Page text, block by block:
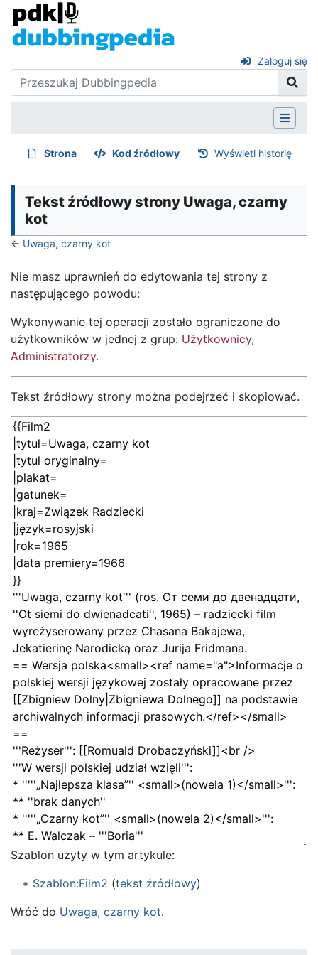
Zaloguj się
Strona Kod źródłowy Wyświetl historię
Tekst źródłowy strony Uwaga, czarny
kot
← Uwaga, czarny kot
Nie masz uprawnień do edytowania tej strony z
następującego powodu:
Wykonywanie tej operacji zostało ograniczone do
użytkowników w jednej z grup: Użytkownicy,
Administratorzy.
Tekst źródłowy strony można podejrzeć i skopiować.
Szablon użyty w tym artykule:
Szablon:Film2 (tekst źródłowy)
Wróć do Uwaga, czarny kot.